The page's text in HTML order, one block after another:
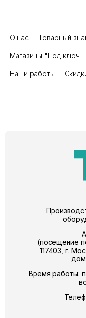
О нас Товарный
Магазины "Под ключ"
Наши работы
(посещение
117403, г.
дом
Время работы: